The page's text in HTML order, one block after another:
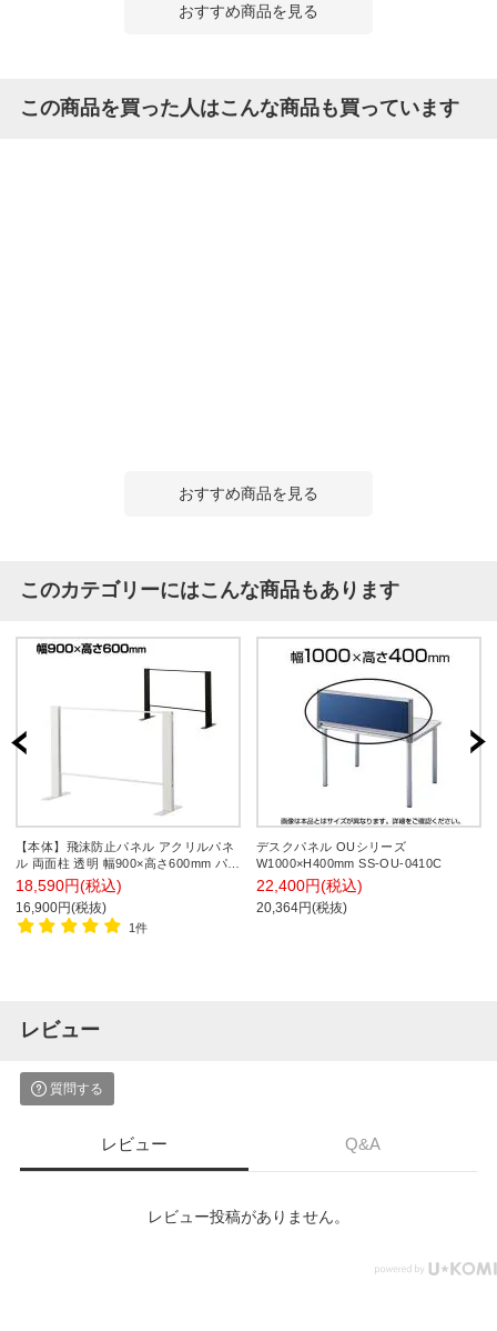
おすすめ商品を見る
この商品を買った人はこんな商品も買っています
おすすめ商品を見る
このカテゴリーにはこんな商品もあります
【本体】飛沫防止パネル アクリルパネ
ル 両面柱 透明 幅900×高さ600mm パー
テーション 衝立 デスクパネル カウン
ター 受付 窓口 【国産】 /HG-AR0906
18,590円(税込)
16,900円(税抜)
1件
デスクパネル OUシリーズ
W1000×H400mm SS-OU-0410C
22,400円(税込)
20,364円(税抜)
レビュー
質問する
レビュー Q&A
レビュー投稿がありません。